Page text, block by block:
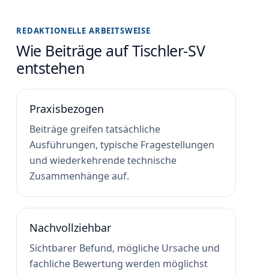
REDAKTIONELLE ARBEITSWEISE
Wie Beiträge auf Tischler-SV
entstehen
Praxisbezogen
Beiträge greifen tatsächliche
Ausführungen, typische Fragestellungen
und wiederkehrende technische
Zusammenhänge auf.
Nachvollziehbar
Sichtbarer Befund, mögliche Ursache und
fachliche Bewertung werden möglichst